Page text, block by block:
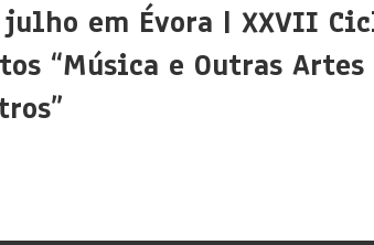
em Évora | XXVII
“Música e Outras Artes